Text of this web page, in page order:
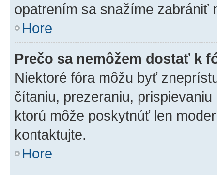
opatrením sa snažíme zabrániť
Hore
Prečo sa nemôžem dostať k
Niektoré fóra môžu byť
čítaniu, prezeraniu,
ktorú môže poskytnúť len
kontaktujte.
Hore